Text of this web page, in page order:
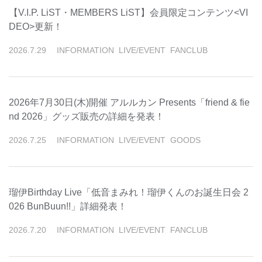
【V.I.P. LiST・MEMBERS LiST】会員限定コンテンツ<VI
DEO>更新！
2026 7 29 INFORMATION LIVE/EVENT FANCLUB
2026年7月30日(木)開催 アルルカン Presents「friend & fie
nd 2026」グッズ販売の詳細を発表！
2026 7 25 INFORMATION LIVE/EVENT GOODS
瑠伊Birthday Live「低音まみれ！瑠伊くんのお誕生日会 2
026 BunBuun!!」詳細発表！
2026 7 20 INFORMATION LIVE/EVENT FANCLUB